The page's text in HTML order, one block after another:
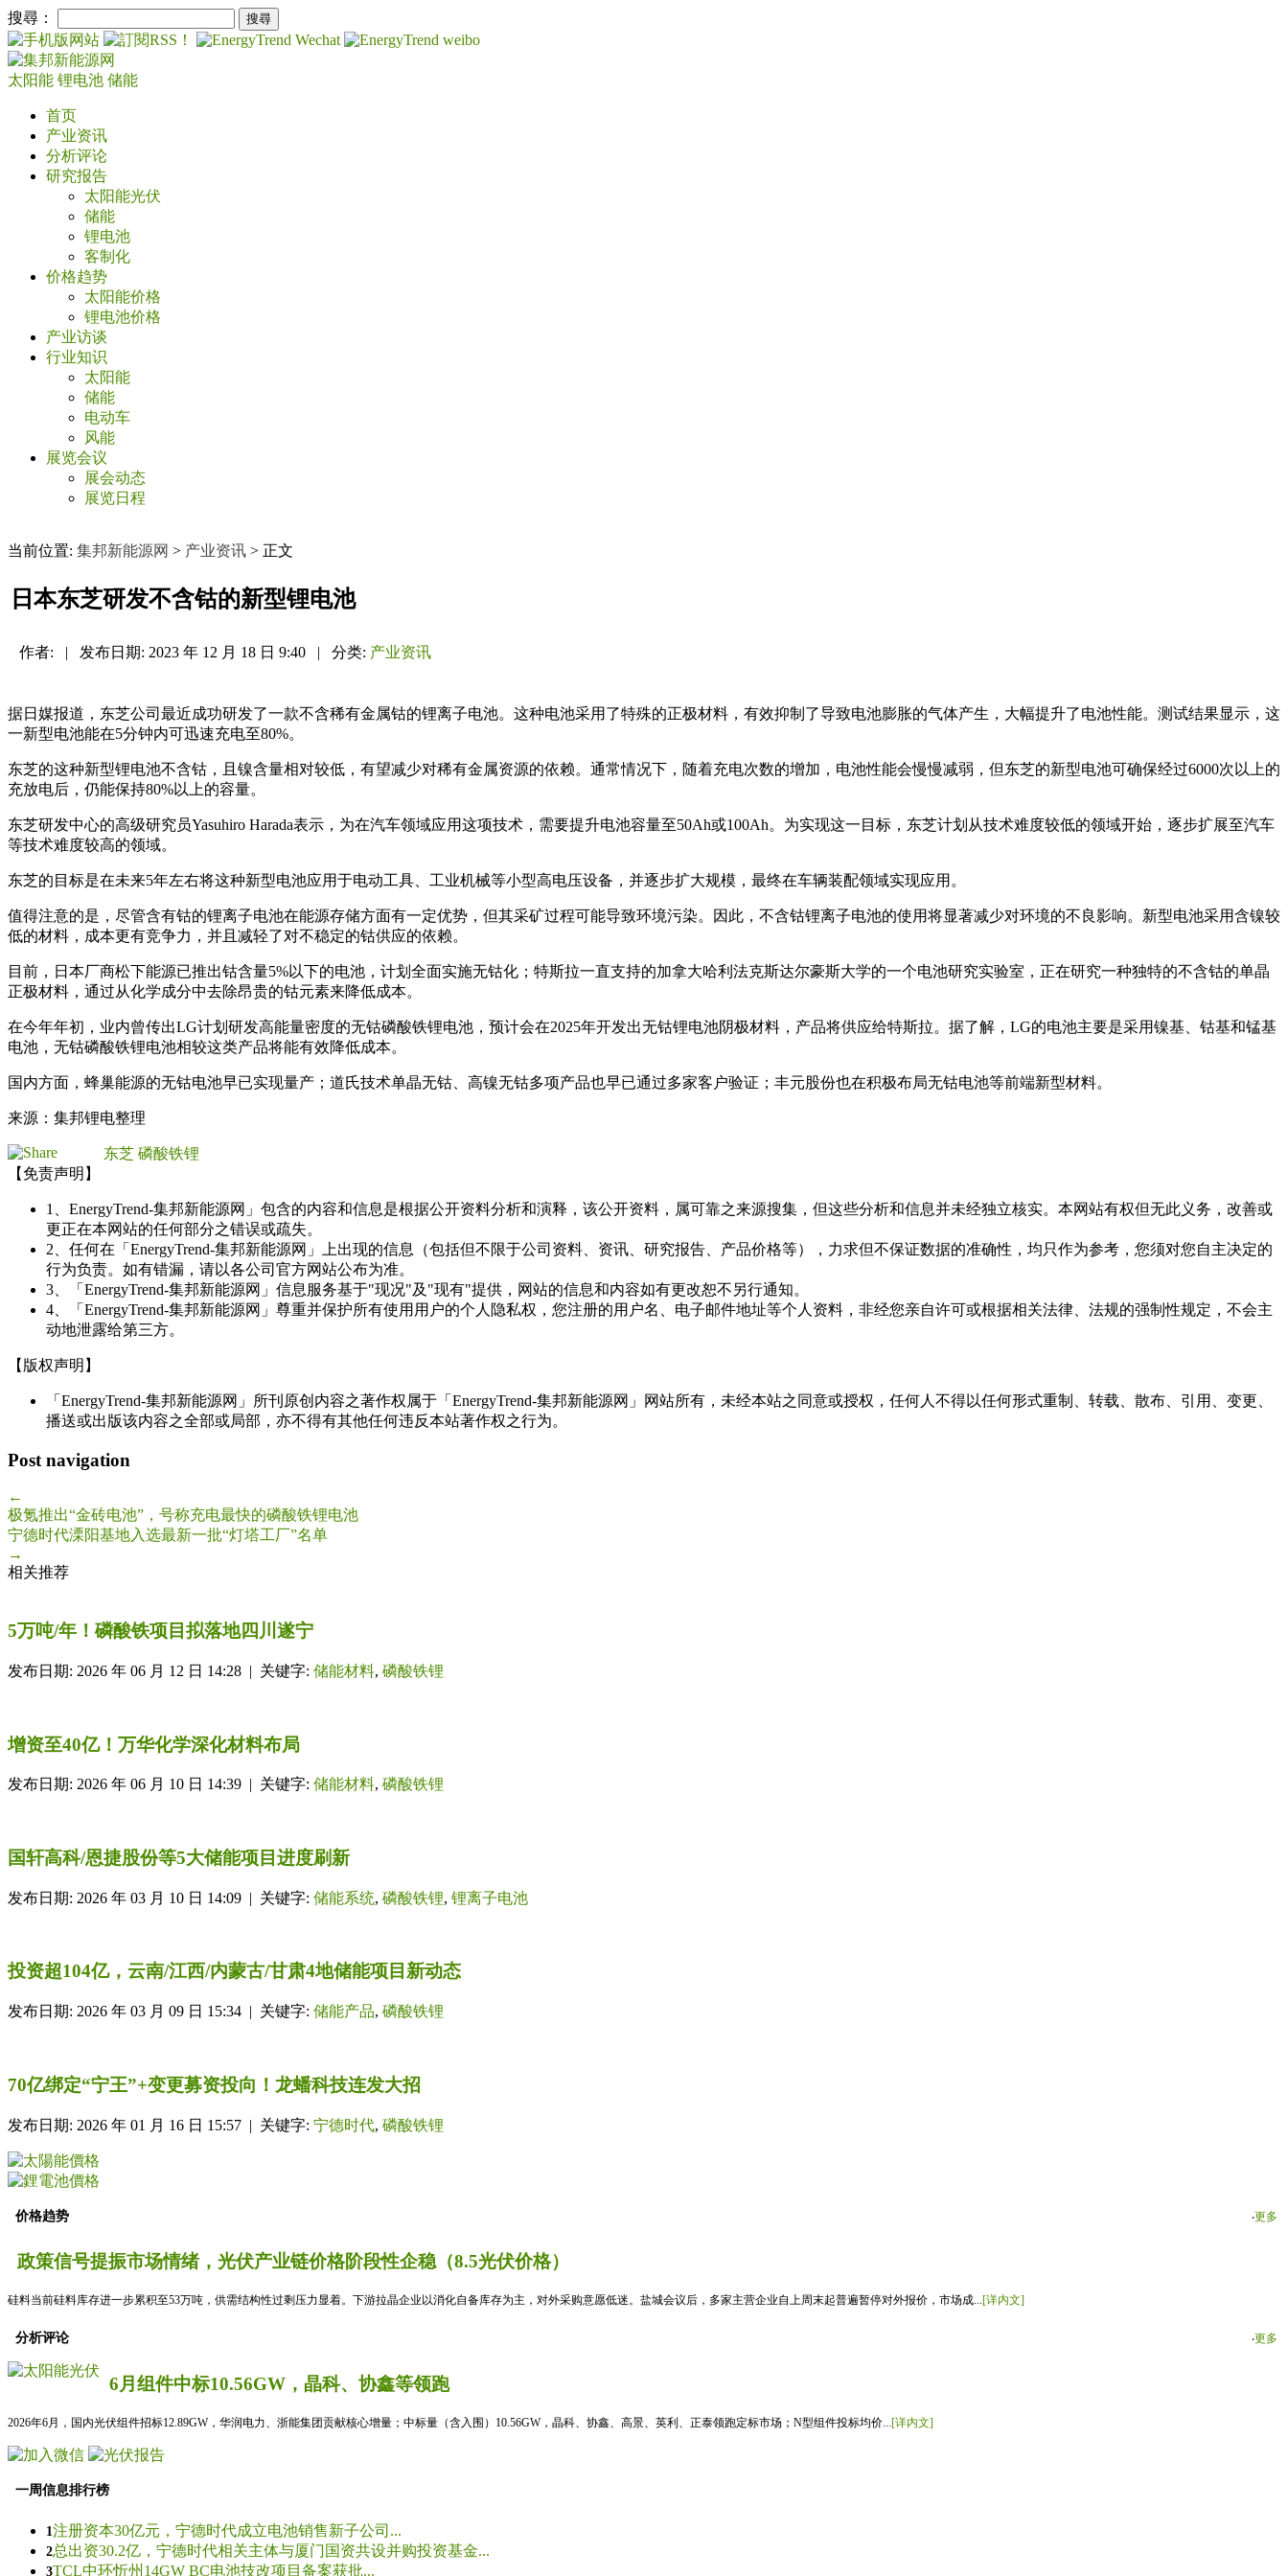
搜尋：
太阳能 锂电池 储能
首页
产业资讯
分析评论
研究报告
太阳能光伏
储能
锂电池
客制化
价格趋势
太阳能价格
锂电池价格
产业访谈
行业知识
太阳能
储能
电动车
风能
展览会议
展会动态
展览日程
当前位置: 集邦新能源网 > 产业资讯 > 正文
日本东芝研发不含钴的新型锂电池
作者: | 发布日期: 2023 年 12 月 18 日 9:40 | 分类: 产业资讯
据日媒报道，东芝公司最近成功研发了一款不含稀有金属钴的锂离子电池。这种电池采用了特殊的正极材料，有效抑制了导致电池膨胀的气体产生，大幅提升了电池性能。测试结果显示，这
一新型电池能在5分钟内可迅速充电至80%。
东芝的这种新型锂电池不含钴，且镍含量相对较低，有望减少对稀有金属资源的依赖。通常情况下，随着充电次数的增加，电池性能会慢慢减弱，但东芝的新型电池可确保经过6000次以上的
充放电后，仍能保持80%以上的容量。
东芝研发中心的高级研究员Yasuhiro Harada表示，为在汽车领域应用这项技术，需要提升电池容量至50Ah或100Ah。为实现这一目标，东芝计划从技术难度较低的领域开始，逐步扩展至汽车
等技术难度较高的领域。
东芝的目标是在未来5年左右将这种新型电池应用于电动工具、工业机械等小型高电压设备，并逐步扩大规模，最终在车辆装配领域实现应用。
值得注意的是，尽管含有钴的锂离子电池在能源存储方面有一定优势，但其采矿过程可能导致环境污染。因此，不含钴锂离子电池的使用将显著减少对环境的不良影响。新型电池采用含镍较
低的材料，成本更有竞争力，并且减轻了对不稳定的钴供应的依赖。
目前，日本厂商松下能源已推出钴含量5%以下的电池，计划全面实施无钴化；特斯拉一直支持的加拿大哈利法克斯达尔豪斯大学的一个电池研究实验室，正在研究一种独特的不含钴的单晶
正极材料，通过从化学成分中去除昂贵的钴元素来降低成本。
在今年年初，业内曾传出LG计划研发高能量密度的无钴磷酸铁锂电池，预计会在2025年开发出无钴锂电池阴极材料，产品将供应给特斯拉。据了解，LG的电池主要是采用镍基、钴基和锰基
电池，无钴磷酸铁锂电池相较这类产品将能有效降低成本。
国内方面，蜂巢能源的无钴电池早已实现量产；道氏技术单晶无钴、高镍无钴多项产品也早已通过多家客户验证；丰元股份也在积极布局无钴电池等前端新型材料。
来源：集邦锂电整理
东芝 磷酸铁锂
【免责声明】
1、EnergyTrend-集邦新能源网」包含的内容和信息是根据公开资料分析和演释，该公开资料，属可靠之来源搜集，但这些分析和信息并未经独立核实。本网站有权但无此义务，改善或
更正在本网站的任何部分之错误或疏失。
2、任何在「EnergyTrend-集邦新能源网」上出现的信息（包括但不限于公司资料、资讯、研究报告、产品价格等），力求但不保证数据的准确性，均只作为参考，您须对您自主决定的
行为负责。如有错漏，请以各公司官方网站公布为准。
3、「EnergyTrend-集邦新能源网」信息服务基于"现况"及"现有"提供，网站的信息和内容如有更改恕不另行通知。
4、「EnergyTrend-集邦新能源网」尊重并保护所有使用用户的个人隐私权，您注册的用户名、电子邮件地址等个人资料，非经您亲自许可或根据相关法律、法规的强制性规定，不会主
动地泄露给第三方。
【版权声明】
「EnergyTrend-集邦新能源网」所刊原创内容之著作权属于「EnergyTrend-集邦新能源网」网站所有，未经本站之同意或授权，任何人不得以任何形式重制、转载、散布、引用、变更、
播送或出版该内容之全部或局部，亦不得有其他任何违反本站著作权之行为。
Post navigation
←
极氪推出“金砖电池”，号称充电最快的磷酸铁锂电池
宁德时代溧阳基地入选最新一批“灯塔工厂”名单
→
相关推荐
5万吨/年！磷酸铁项目拟落地四川遂宁
发布日期: 2026 年 06 月 12 日 14:28 | 关键字: 储能材料, 磷酸铁锂
增资至40亿！万华化学深化材料布局
发布日期: 2026 年 06 月 10 日 14:39 | 关键字: 储能材料, 磷酸铁锂
国轩高科/恩捷股份等5大储能项目进度刷新
发布日期: 2026 年 03 月 10 日 14:09 | 关键字: 储能系统, 磷酸铁锂, 锂离子电池
投资超104亿，云南/江西/内蒙古/甘肃4地储能项目新动态
发布日期: 2026 年 03 月 09 日 15:34 | 关键字: 储能产品, 磷酸铁锂
70亿绑定“宁王”+变更募资投向！龙蟠科技连发大招
发布日期: 2026 年 01 月 16 日 15:57 | 关键字: 宁德时代, 磷酸铁锂
价格趋势 ‧更多
政策信号提振市场情绪，光伏产业链价格阶段性企稳（8.5光伏价格）
硅料当前硅料库存进一步累积至53万吨，供需结构性过剩压力显着。下游拉晶企业以消化自备库存为主，对外采购意愿低迷。盐城会议后，多家主营企业自上周末起普遍暂停对外报价，市场成...[详内文]
分析评论 ‧更多
6月组件中标10.56GW，晶科、协鑫等领跑
2026年6月，国内光伏组件招标12.89GW，华润电力、浙能集团贡献核心增量；中标量（含入围）10.56GW，晶科、协鑫、高景、英利、正泰领跑定标市场；N型组件投标均价... [详内文]
一周信息排行榜
1注册资本30亿元，宁德时代成立电池销售新子公司...
2总出资30.2亿，宁德时代相关主体与厦门国资共设并购投资基金...
3TCL中环忻州14GW BC电池技改项目备案获批...